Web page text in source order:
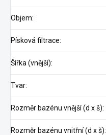
Objem:
Písková filtrace:
Šířka (vnější):
Tvar:
Rozměr bazénu vnější (d x š):
Rozměr bazénu vnitřní (d x š):